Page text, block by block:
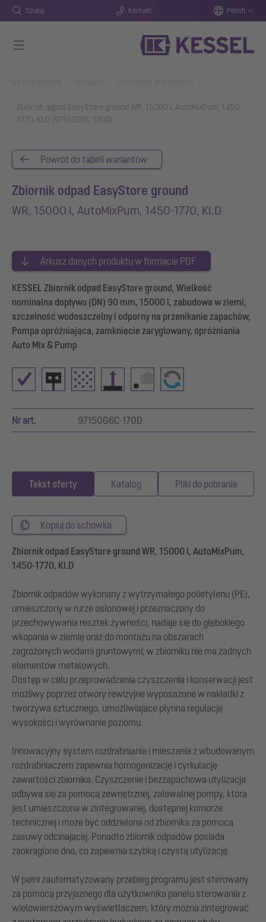
Szukaj Kontakt Polish
Zbiornik odpad EasyStore ground WR, 15000 l, AutoMixPum, 1450-
1770, Kl.D (97150G6C-170D)
Powrót do tabeli wariantów
Zbiornik odpad EasyStore ground
WR, 15000 l, AutoMixPum, 1450-1770, Kl.D
Arkusz danych produktu w formacie PDF
KESSEL Zbiornik odpad EasyStore ground, Wielkość
nominalna dopływu (DN) 90 mm, 15000 l, zabudowa w ziemi,
szczelność wodoszczelny i odporny na przenikanie zapachów,
Pompa opróżniająca, zamknięcie zaryglowany, opróżniania
Auto Mix & Pump
Nr art. 97150G6C-170D
Tekst oferty Katalog Pliki do pobrania
Kopiuj do schowka
Zbiornik odpad EasyStore ground WR, 15000 l, AutoMixPum,
1450-1770, Kl.D
Zbiornik odpadów wykonany z wytrzymałego polietylenu (PE),
umieszczony w rurze osłonowej i przeznaczony do
przechowywania resztek żywności, nadaje się do głębokiego
wkopania w ziemię oraz do montażu na obszarach
zagrożonych wodami gruntowymi; w zbiorniku nie ma żadnych
elementów metalowych.
Dostęp w celu przeprowadzenia czyszczenia i konserwacji jest
możliwy poprzez otwory rewizyjne wyposażone w nakładki z
tworzywa sztucznego, umożliwiające płynną regulację
wysokości i wyrównanie poziomu.
Innowacyjny system rozdrabniania i mieszania z wbudowanym
rozdrabniaczem zapewnia homogenizację i cyrkulację
zawartości zbiornika. Czyszczenie i bezzapachowa utylizacja
odbywa się za pomocą zewnętrznej, zalewalnej pompy, która
jest umieszczona w zintegrowanej, dostępnej komorze
technicznej i może być oddzielona od zbiornika za pomocą
zasuwy odcinającej. Ponadto zbiornik odpadów posiada
zaokrąglone dno, co zapewnia szybką i czystą utylizację.
W pełni zautomatyzowany przebieg programu jest sterowany
za pomocą przyjaznego dla użytkownika panelu sterowania z
wielowierszowym wyświetlaczem, który można zintegrować